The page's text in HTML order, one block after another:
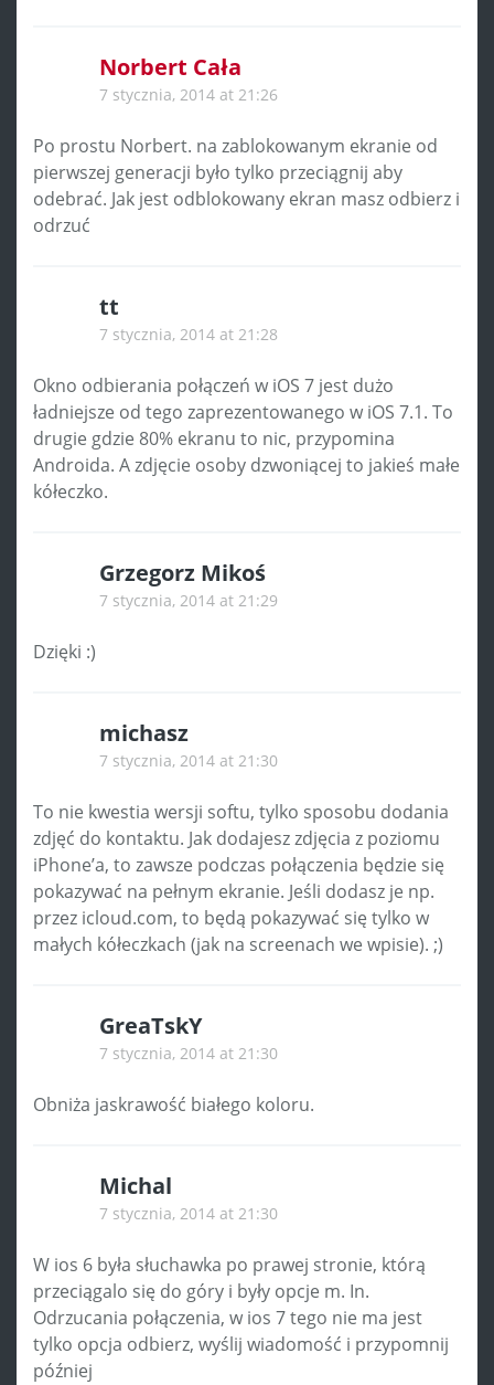
Norbert Cała
7 stycznia, 2014 at 21:26
Po prostu Norbert. na zablokowanym ekranie od
pierwszej generacji było tylko przeciągnij aby
odebrać. Jak jest odblokowany ekran masz odbierz i
odrzuć
tt
7 stycznia, 2014 at 21:28
Okno odbierania połączeń w iOS 7 jest dużo
ładniejsze od tego zaprezentowanego w iOS 7.1. To
drugie gdzie 80% ekranu to nic, przypomina
Androida. A zdjęcie osoby dzwoniącej to jakieś małe
kółeczko.
Grzegorz Mikoś
7 stycznia, 2014 at 21:29
Dzięki :)
michasz
7 stycznia, 2014 at 21:30
To nie kwestia wersji softu, tylko sposobu dodania
zdjęć do kontaktu. Jak dodajesz zdjęcia z poziomu
iPhone’a, to zawsze podczas połączenia będzie się
pokazywać na pełnym ekranie. Jeśli dodasz je np.
przez icloud.com, to będą pokazywać się tylko w
małych kółeczkach (jak na screenach we wpisie). ;)
GreaTskY
7 stycznia, 2014 at 21:30
Obniża jaskrawość białego koloru.
Michal
7 stycznia, 2014 at 21:30
W ios 6 była słuchawka po prawej stronie, którą
przeciągalo się do góry i były opcje m. In.
Odrzucania połączenia, w ios 7 tego nie ma jest
tylko opcja odbierz, wyślij wiadomość i przypomnij
później